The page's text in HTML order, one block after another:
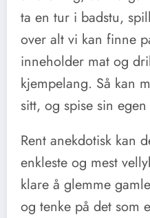
ta en tur i badstu,
over alt vi kan finne
inneholder mat og
kjempelang. Så kan
sitt, og spise sin egen
Rent anekdotisk kan
enkleste og mest
klare å glemme
og tenke på det som